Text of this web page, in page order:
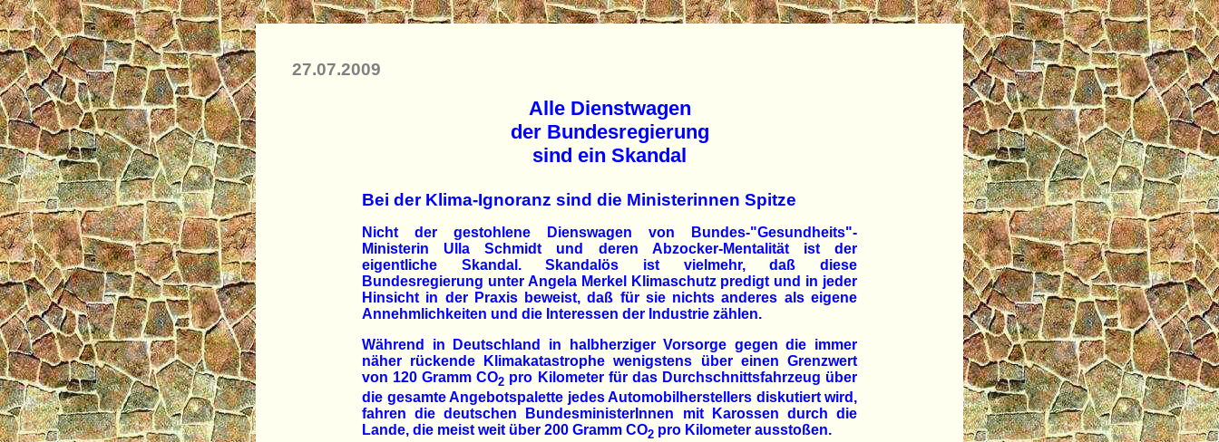
27.07.2009
Alle Dienstwagen
der Bundesregierung
sind ein Skandal
Bei der Klima-Ignoranz sind die Ministerinnen Spitze
Nicht der gestohlene Dienswagen von Bundes-"Gesundheits"-
Ministerin Ulla Schmidt und deren Abzocker-Mentalität ist der
eigentliche Skandal. Skandalös ist vielmehr, daß diese
Bundesregierung unter Angela Merkel Klimaschutz predigt und in jeder
Hinsicht in der Praxis beweist, daß für sie nichts anderes als eigene
Annehmlichkeiten und die Interessen der Industrie zählen.
Während in Deutschland in halbherziger Vorsorge gegen die immer
näher rückende Klimakatastrophe wenigstens über einen Grenzwert
von 120 Gramm CO2 pro Kilometer für das Durchschnittsfahrzeug über
die gesamte Angebotspalette jedes Automobilherstellers diskutiert wird,
fahren die deutschen BundesministerInnen mit Karossen durch die
Lande, die meist weit über 200 Gramm CO2 pro Kilometer ausstoßen.